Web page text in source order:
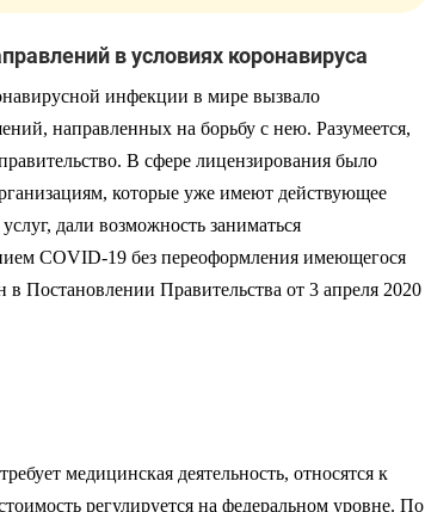
в условиях коронавируса
инфекции в мире вызвало
направленных на борьбу с нею. Разумеется,
В сфере лицензирования было
которые уже имеют действующее
дали возможность заниматься
COVID-19 без переоформления имеющегося
Постановлении Правительства от 3 апреля 2020
медицинская деятельность, относятся к
регулируется на федеральном уровне. По